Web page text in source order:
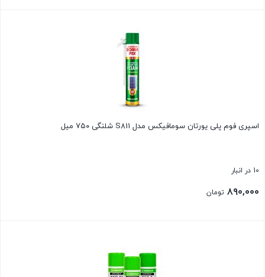
اسپری فوم پلی یورتان سومافیکس مدل S811 شلنگی ۷۵۰ میل
10 در انبار
۸۹۰,۰۰۰ تومان